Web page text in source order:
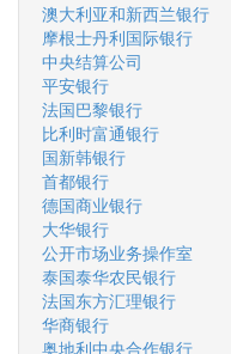
澳大利亚和新西兰银行
摩根士丹利国际银行
中央结算公司
平安银行
法国巴黎银行
比利时富通银行
国新韩银行
首都银行
德国商业银行
大华银行
公开市场业务操作室
泰国泰华农民银行
法国东方汇理银行
华商银行
奥地利中央合作银行